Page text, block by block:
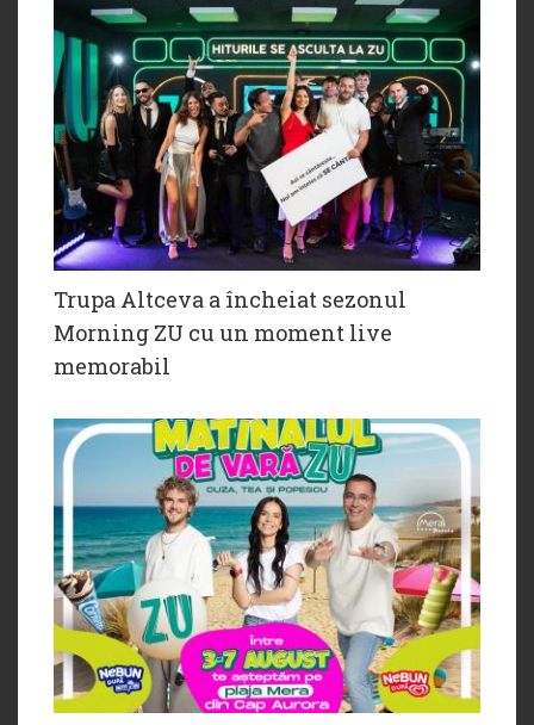
Trupa Altceva a încheiat sezonul
Morning ZU cu un moment live
memorabil